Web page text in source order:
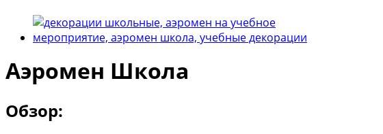
Аэромен Школа
Обзор: